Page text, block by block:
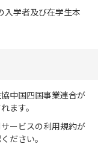
学者及び在学生本
中国四国事業連合が
ます。
ービスの利用規約が
ださい。